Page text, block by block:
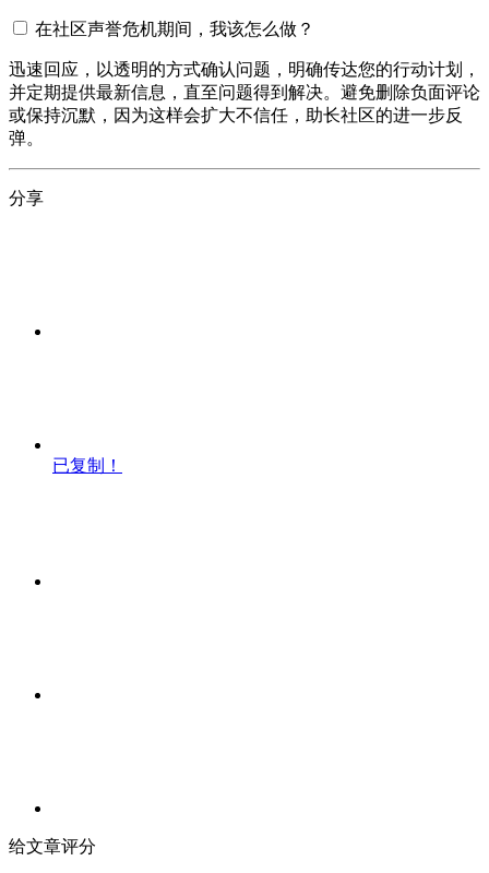
在社区声誉危机期间，我该怎么做？
迅速回应，以透明的方式确认问题，明确传达您的行动计划，
并定期提供最新信息，直至问题得到解决。避免删除负面评论
或保持沉默，因为这样会扩大不信任，助长社区的进一步反
弹。
分享
已复制！
给文章评分